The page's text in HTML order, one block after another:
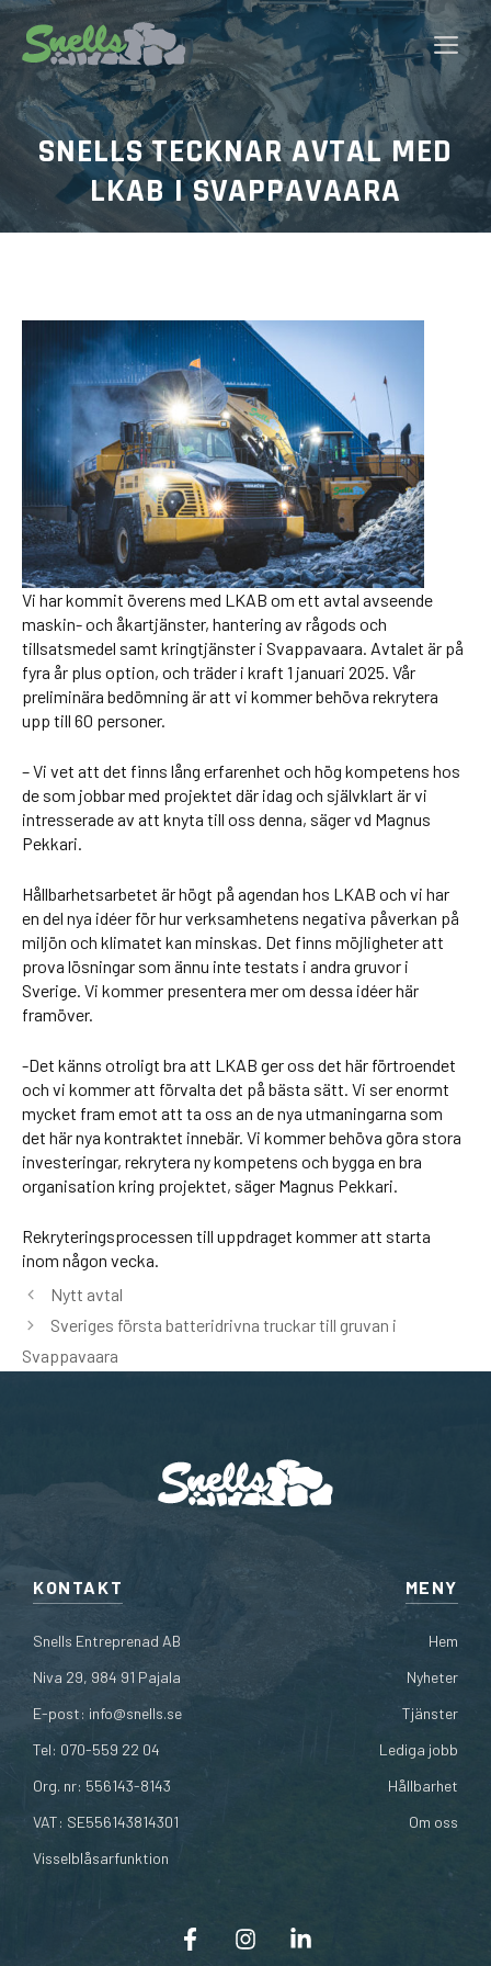
Hoppa
innehåll
SNELLS TECKNAR AVTAL MED
LKAB I SVAPPAVAARA
Vi har kommit överens med LKAB om ett avtal avseende
maskin- och åkartjänster, hantering av rågods och
tillsatsmedel samt kringtjänster i Svappavaara. Avtalet är på
fyra år plus option, och träder i kraft 1 januari 2025. Vår
preliminära bedömning är att vi kommer behöva rekrytera
upp till 60 personer.
– Vi vet att det finns lång erfarenhet och hög kompetens hos
de som jobbar med projektet där idag och självklart är vi
intresserade av att knyta till oss denna, säger vd Magnus
Pekkari.
Hållbarhetsarbetet är högt på agendan hos LKAB och vi har
en del nya idéer för hur verksamhetens negativa påverkan på
miljön och klimatet kan minskas. Det finns möjligheter att
prova lösningar som ännu inte testats i andra gruvor i
Sverige. Vi kommer presentera mer om dessa idéer här
framöver.
-Det känns otroligt bra att LKAB ger oss det här förtroendet
och vi kommer att förvalta det på bästa sätt. Vi ser enormt
mycket fram emot att ta oss an de nya utmaningarna som
det här nya kontraktet innebär. Vi kommer behöva göra stora
investeringar, rekrytera ny kompetens och bygga en bra
organisation kring projektet, säger Magnus Pekkari.
Rekryteringsprocessen till uppdraget kommer att starta
inom någon vecka.
Nytt avtal
Sveriges första batteridrivna truckar till gruvan i
Svappavaara
KONTAKT
Snells Entreprenad AB
Niva 29, 984 91 Pajala
E-post: info@snells.se
Tel: 070-559 22 04
Org. nr: 556143-8143
VAT: SE556143814301
Visselblåsarfunktion
MENY
Hem
Nyheter
Tjänster
Lediga jobb
Hållbarhet
Om oss